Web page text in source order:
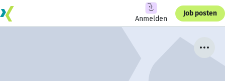
Anmelden
Job posten